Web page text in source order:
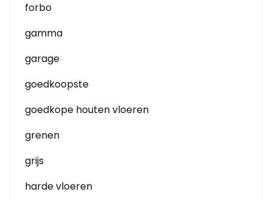
forbo
gamma
garage
goedkoopste
goedkope houten vloeren
grenen
grijs
harde vloeren